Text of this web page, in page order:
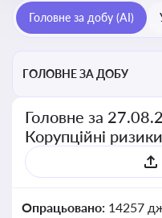
Головне за добу (AI)
ГОЛОВНЕ ЗА ДОБУ
Головне за
Корупційні
Опрацьовано: 14257